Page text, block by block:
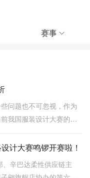
赛事 
问题也不可忽视，作为
我国服装设计大赛的发
计大赛鸣锣开赛啦！
辛巴达柔性供应链主